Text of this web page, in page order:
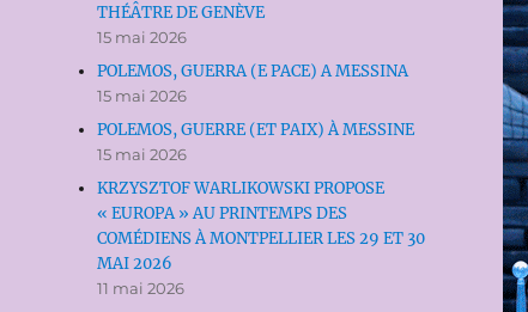
THÉÂTRE DE GENÈVE
15 mai 2026
POLEMOS, GUERRA (E PACE) A MESSINA
15 mai 2026
POLEMOS, GUERRE (ET PAIX) À MESSINE
15 mai 2026
KRZYSZTOF WARLIKOWSKI PROPOSE
« EUROPA » AU PRINTEMPS DES
COMÉDIENS À MONTPELLIER LES 29 ET 30
MAI 2026
11 mai 2026